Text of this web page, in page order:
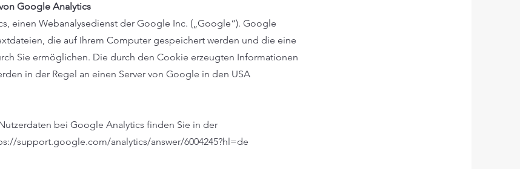
Google Analytics
einen Webanalysedienst der Google Inc. („Google“). Google
die auf Ihrem Computer gespeichert werden und die eine
Sie ermöglichen. Die durch den Cookie erzeugten Informationen
in der Regel an einen Server von Google in den USA
bei Google Analytics finden Sie in der
support.google.com/analytics/answer/6004245?hl=de